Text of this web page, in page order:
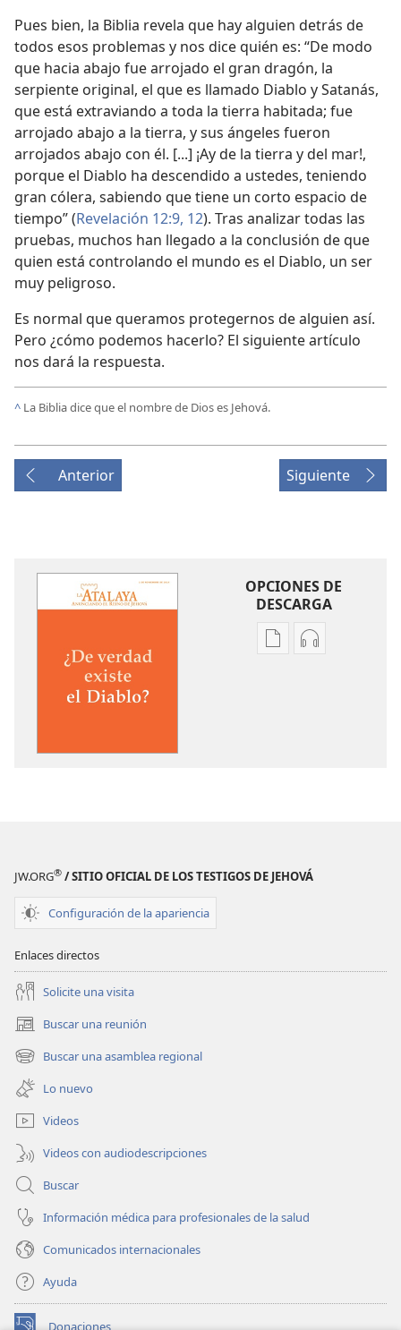
Pues bien, la Biblia revela que hay alguien detrás de
todos esos problemas y nos dice quién es: “De modo
que hacia abajo fue arrojado el gran dragón, la
serpiente original, el que es llamado Diablo y Satanás,
que está extraviando a toda la tierra habitada; fue
arrojado abajo a la tierra, y sus ángeles fueron
arrojados abajo con él. [...] ¡Ay de la tierra y del mar!,
porque el Diablo ha descendido a ustedes, teniendo
gran cólera, sabiendo que tiene un corto espacio de
tiempo” (Revelación 12:9, 12). Tras analizar todas las
pruebas, muchos han llegado a la conclusión de que
quien está controlando el mundo es el Diablo, un ser
muy peligroso.
Es normal que queramos protegernos de alguien así.
Pero ¿cómo podemos hacerlo? El siguiente artículo
nos dará la respuesta.
^ La Biblia dice que el nombre de Dios es Jehová.
Anterior Siguiente
OPCIONES DE
DESCARGA
Opciones
el Diablo?
Opciones
el Diablo?
JW.ORG® / SITIO OFICIAL DE LOS TESTIGOS DE JEHOVÁ
Configuración de la apariencia
Enlaces directos
Solicite una visita
Buscar una reunión
(abre
una
nueva
ventana)
Buscar una asamblea regional
(abre
una
nueva
ventana)
Lo nuevo
Videos
Videos con audiodescripciones
Buscar
Información médica para profesionales de la salud
Comunicados internacionales
Ayuda
Donaciones